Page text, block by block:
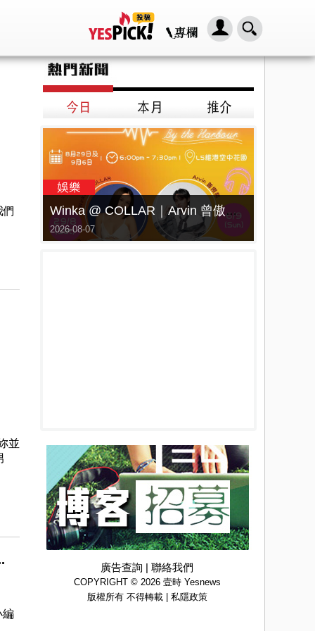
並
編
Winka @ COLLAR｜Arvin 曾傲棐｜Dark 黃明德｜表妹 Ｍona 8月29日起登陸L5維港空中花園 | wwwtc mall 首度呈獻「Music Wave By The Harbo
2026-08-07
廣告查詢 | 聯絡我們
COPYRIGHT © 2026 壹時 Yesnews
版權所有 不得轉載 | 私隱政策